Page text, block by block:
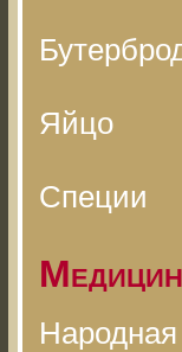
Яйцо
Специи
Народная